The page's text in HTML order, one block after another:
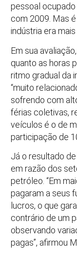
pessoal
com 2009. Mas
indústria era
Em sua
quanto as horas
ritmo gradual da
“muito
sofrendo com
férias coletivas,
veículos é o de
participação de
Já o resultado
em razão dos
petróleo. “Em
pagaram a seus
lucros, o que
contrário de um
observando
pagas”, afirmou